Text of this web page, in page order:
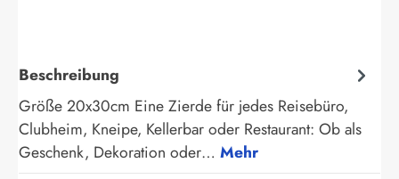
Beschreibung
Größe 20x30cm Eine Zierde für jedes Reisebüro,
Clubheim, Kneipe, Kellerbar oder Restaurant: Ob als
Geschenk, Dekoration oder… Mehr